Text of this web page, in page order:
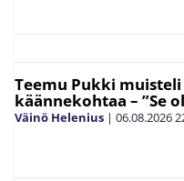
Teemu Pukki muisteli
käännekohtaa – ”Se
Väinö Helenius | 06.08.2026